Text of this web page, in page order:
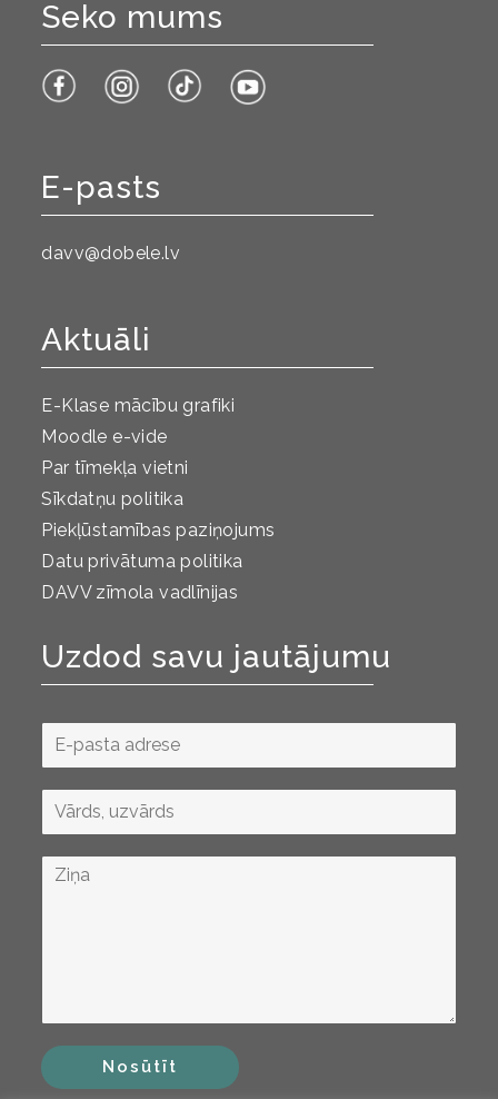
Seko mums
E-pasts
davv@dobele.lv
Aktuāli
E-Klase mācību grafiki
Moodle e-vide
Par tīmekļa vietni
Sīkdatņu politika
Piekļūstamības paziņojums
Datu privātuma politika
DAVV zīmola vadlīnijas
Uzdod savu jautājumu
Nosūtīt